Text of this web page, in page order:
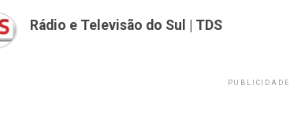
Rádio e Televisão do Sul | TDS
PUBLICIDADE